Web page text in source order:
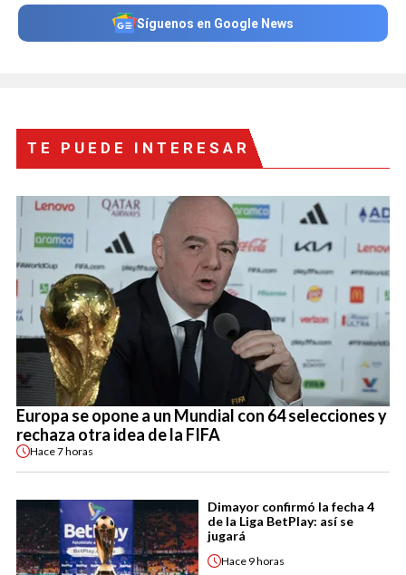
Síguenos en Google News
TE PUEDE INTERESAR
Europa se opone a un Mundial con 64 selecciones y
rechaza otra idea de la FIFA
Hace7 horas
Dimayor confirmó la fecha 4
de la Liga BetPlay: así se
jugará
Hace 9 horas